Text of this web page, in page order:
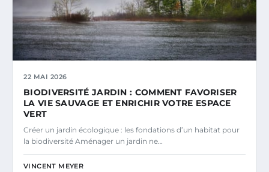
22 MAI 2026
BIODIVERSITÉ JARDIN : COMMENT FAVORISER
LA VIE SAUVAGE ET ENRICHIR VOTRE ESPACE
VERT
Créer un jardin écologique : les fondations d’un habitat pour
la biodiversité Aménager un jardin ne…
VINCENT MEYER